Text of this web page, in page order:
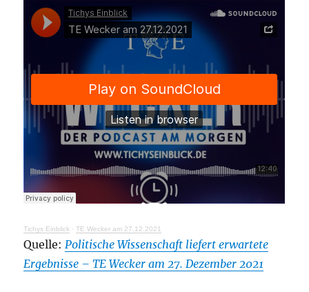
Tichys Einblick ·TE Wecker am 27.12.2021
Quelle: Politische Wissenschaft liefert erwartete
Ergebnisse – TE Wecker am 27. Dezember 2021